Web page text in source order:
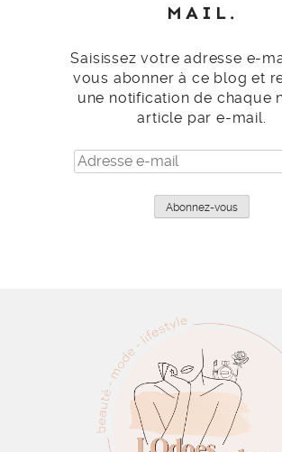
MAIL.
Saisissez votre adresse e-
vous abonner à ce blog et
une notification de chaque
article par e-mail.
Adresse
e-
Abonnez-vous